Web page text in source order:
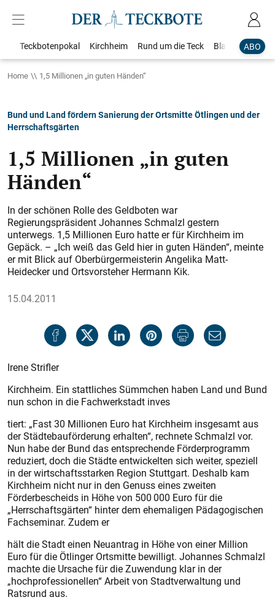
ABO
Teckbotenpokal Kirchheim Rund um die Teck Blaulicht
Home 1,5 Millionen „in guten Händen“
Bund und Land fördern Sanierung der Ortsmitte Ötlingen und der
Herrschaftsgärten
1,5 Millionen „in guten
Händen“
In der schönen Rolle des Geldboten war
Regierungspräsident Johannes Schmalzl gestern
unterwegs. 1,5 Millionen Euro hatte er für Kirchheim im
Gepäck. – „Ich weiß das Geld hier in guten Händen“, meinte
er mit Blick auf Oberbürgermeisterin Angelika Matt-
Heidecker und Ortsvorsteher Hermann Kik.
15.04.2011
Irene Strifler
Kirchheim. Ein stattliches Sümmchen haben Land und Bund
nun schon in die Fachwerkstadt inves
­tiert: „Fast 30 Millionen Euro hat Kirchheim insgesamt aus
der Städtebauförderung erhalten“, rechnete Schmalzl vor.
Nun habe der Bund das entsprechende Förderprogramm
reduziert, doch die Städte entwickelten sich weiter, speziell
in der wirtschaftsstarken Region Stuttgart. Deshalb kam
Kirchheim nicht nur in den Genuss eines zweiten
Förderbescheids in Höhe von 500 000 Euro für die
„Herrschaftsgärten“ hinter dem ehemaligen Pädagogischen
Fachseminar. Zudem er
hält die Stadt einen Neuantrag in Höhe von einer Million
Euro für die Ötlinger Ortsmitte bewilligt. Johannes Schmalzl
machte die Ursache für die Zuwendung klar in der
„hochprofessionellen“ Arbeit von Stadtverwaltung und
Ratsrund aus.